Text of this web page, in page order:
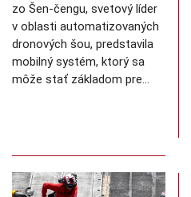
zo Šen-čengu, svetový líder
v oblasti automatizovaných
dronových šou, predstavila
mobilný systém, ktorý sa
môže stať základom pre…